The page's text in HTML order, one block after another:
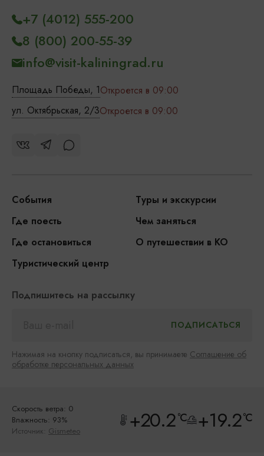
Площадь Победы, 1Откроется в 09:00
ул. Октябрьская, 2/3Откроется в 09:00
+7 (4012) 555-200
8 (800) 200-55-39
info@visit-kaliningrad.ru
События
Туры и экскурсии
Где поесть
Чем заняться
Где остановиться
О путешествии в КО
Туристический центр
Подпишитесь на рассылку
Нажимая на кнопку подписаться, вы принимаете Соглашение об
обработке персональных данных
Скорость ветра: 0
Влажность: 93%
Источник: Gismeteo +20.2°C +19.2°C